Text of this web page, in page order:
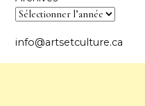
info@artsetculture.ca